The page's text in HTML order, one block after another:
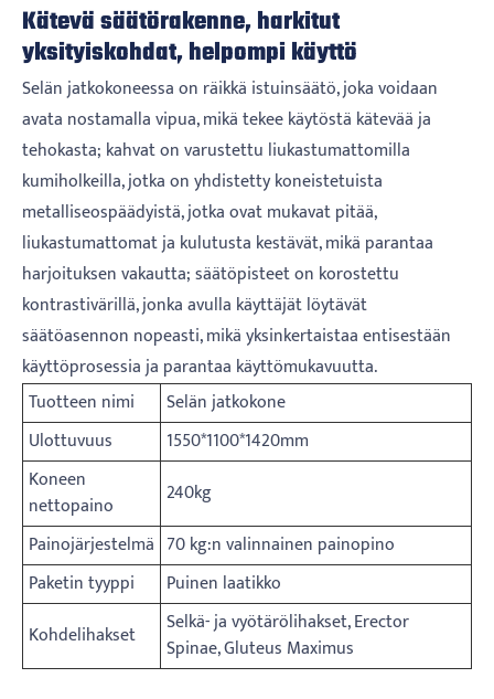
Kätevä säätörakenne, harkitut
yksityiskohdat, helpompi käyttö
Selän jatkokoneessa on räikkä istuinsäätö, joka voidaan
avata nostamalla vipua, mikä tekee käytöstä kätevää ja
tehokasta; kahvat on varustettu liukastumattomilla
kumiholkeilla, jotka on yhdistetty koneistetuista
metalliseospäädyistä, jotka ovat mukavat pitää,
liukastumattomat ja kulutusta kestävät, mikä parantaa
harjoituksen vakautta; säätöpisteet on korostettu
kontrastivärillä, jonka avulla käyttäjät löytävät
säätöasennon nopeasti, mikä yksinkertaistaa entisestään
käyttöprosessia ja parantaa käyttömukavuutta.
Tuotteen nimi
Selän jatkokone
Ulottuvuus
1550*1100*1420mm
Koneen
nettopaino
240kg
Painojärjestelmä 70 kg:n valinnainen painopino
Paketin tyyppi
Puinen laatikko
Kohdelihakset
Selkä- ja vyötärölihakset, Erector
Spinae, Gluteus Maximus